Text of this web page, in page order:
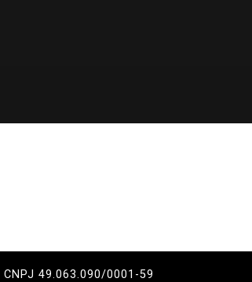
CNPJ 49.063.090/0001-59